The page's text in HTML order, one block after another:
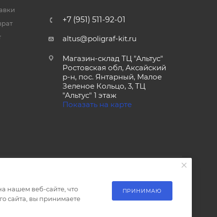
+7 (951) 511-92-01
altus@poligraf-kit.ru
Магазин-склад ТЦ "Альтус"
Ростовская обл, Аксайский
р-н, пос. Янтарный, Малое
Зеленое Кольцо, 3, ТЦ
"Альтус" 1 этаж
Показать на карте
нашем веб-сайте, что
сайта, вы принимаете
ПРИНИМАЮ